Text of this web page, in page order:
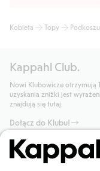
Kobieta Topy
Kappahl Club.
Nowi Klubowicze otrzymują
uzyskania zniżki jest
znajdują się tutaj.
Dołącz do Klubu!